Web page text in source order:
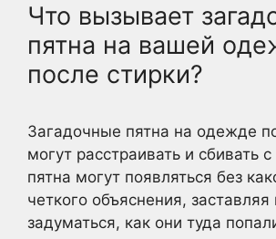
Что вызывает
пятна на вашей
после стирки?
Загадочные пятна на одежде
могут расстраивать и сбивать с
пятна могут появляться без
четкого объяснения, заставляя
задуматься, как они туда